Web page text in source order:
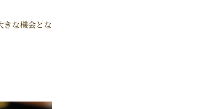
な機会とな